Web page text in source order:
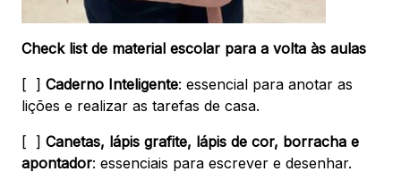
Check list de material escolar para a volta às aulas
[ ] Caderno Inteligente: essencial para anotar as
lições e realizar as tarefas de casa.
[ ] Canetas, lápis grafite, lápis de cor, borracha e
apontador: essenciais para escrever e desenhar.